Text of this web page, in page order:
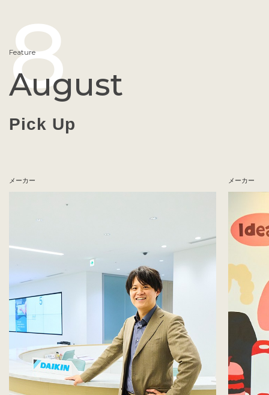
Feature
8
August
Pick Up
メーカー メーカー